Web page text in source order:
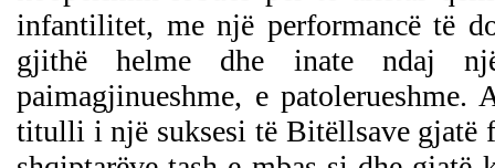
infantilitet, me një performancë të
gjithë helme dhe inate ndaj
paimagjinueshme, e
titulli i një suksesi të Bitëllsave gjatë